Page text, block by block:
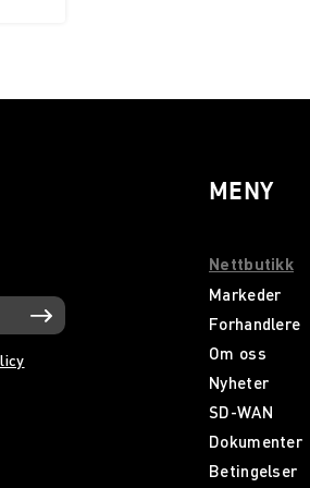
MENY
Nettbutikk
Markeder
Forhandlere
Om oss
Nyheter
SD-WAN
Dokumenter
Betingelser